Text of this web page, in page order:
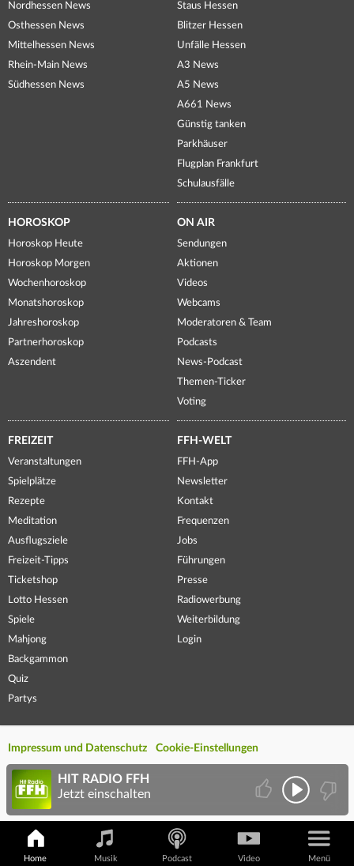
Nordhessen News
Osthessen News
Mittelhessen News
Rhein-Main News
Südhessen News
Staus Hessen
Blitzer Hessen
Unfälle Hessen
A3 News
A5 News
A661 News
Günstig tanken
Parkhäuser
Flugplan Frankfurt
Schulausfälle
HOROSKOP
Horoskop Heute
Horoskop Morgen
Wochenhoroskop
Monatshoroskop
Jahreshoroskop
Partnerhoroskop
Aszendent
ON AIR
Sendungen
Aktionen
Videos
Webcams
Moderatoren & Team
Podcasts
News-Podcast
Themen-Ticker
Voting
FREIZEIT
Veranstaltungen
Spielplätze
Rezepte
Meditation
Ausflugsziele
Freizeit-Tipps
Ticketshop
Lotto Hessen
Spiele
Mahjong
Backgammon
Quiz
Partys
FFH-WELT
FFH-App
Newsletter
Kontakt
Frequenzen
Jobs
Führungen
Presse
Radiowerbung
Weiterbildung
Login
Impressum und Datenschutz Cookie-Einstellungen
Home Musik Podcast Video Menü
HIT RADIO FFH
Jetzt einschalten